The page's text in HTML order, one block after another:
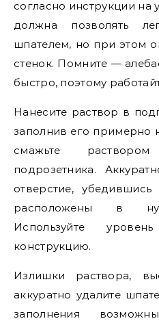
согласно инструкции на
должна позволять
шпателем, но при этом
стенок. Помните —
быстро, поэтому
Нанесите раствор в
заполнив его примерно
смажьте
подрозетника.
отверстие,
расположены в
Используйте
конструкцию.
Излишки раствора,
аккуратно удалите
заполнения